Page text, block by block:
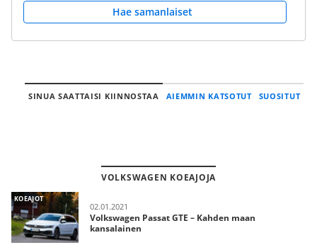
Hae samanlaiset
SINUA SAATTAISI KIINNOSTAA AIEMMIN KATSOTUT SUOSITUT
VOLKSWAGEN KOEAJOJA
KOEAJOT
02.01.2021
Volkswagen Passat GTE – Kahden maan
kansalainen